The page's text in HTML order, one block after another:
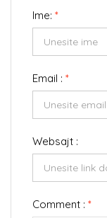
Ime: *
Email : *
Websajt :
Comment : *